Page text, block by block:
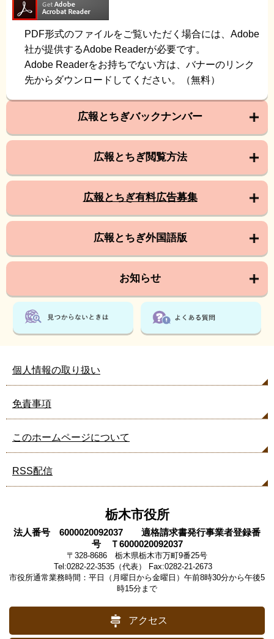
PDF形式のファイルをご覧いただく場合には、Adobe
社が提供するAdobe Readerが必要です。
Adobe Readerをお持ちでない方は、バナーのリンク
先からダウンロードしてください。（無料）
広報とちぎバックナンバー
広報とちぎ閲覧方法
広報とちぎ有料広告募集
広報とちぎ外国語版
お知らせ
個人情報の取り扱い
免責事項
このホームページについて
RSS配信
栃木市役所
法人番号 6000020092037 適格請求書発行事業者登録番
号 Ｔ6000020092037
〒328-8686 栃木県栃木市万町9番25号
Tel:0282-22-3535（代表） Fax:0282-21-2673
市役所通常業務時間：平日（月曜日から金曜日）午前8時30分から午後5
時15分まで
アクセス